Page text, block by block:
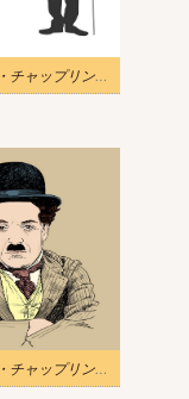
チャーリー・チャップリンのアイコンイラスト
チャーリー・チャップリンの茶色の背景イラスト